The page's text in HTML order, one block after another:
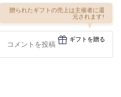
贈られたギフトの売上は主催者に還
元されます!
ギフトを贈る